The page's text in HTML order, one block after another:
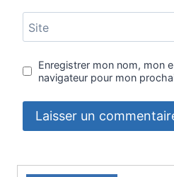
Site
Enregistrer mon nom, mon
navigateur pour mon